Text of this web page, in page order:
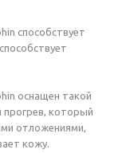
способствует
оснащен такой
который
отложениями,
кожу.